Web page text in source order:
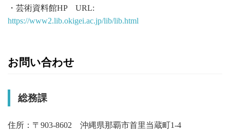
・芸術資料館HP URL:
https://www2.lib.okigei.ac.jp/lib/lib.html
お問い合わせ
総務課
住所：〒903-8602 沖縄県那覇市首里当蔵町1-4